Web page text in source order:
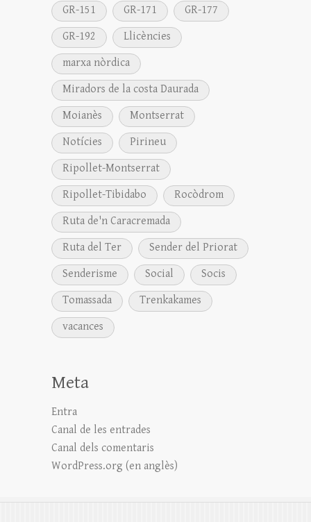
GR-151
GR-171
GR-177
GR-192
Llicències
marxa nòrdica
Miradors de la costa Daurada
Moianès
Montserrat
Notícies
Pirineu
Ripollet-Montserrat
Ripollet-Tibidabo
Rocòdrom
Ruta de'n Caracremada
Ruta del Ter
Sender del Priorat
Senderisme
Social
Socis
Tomassada
Trenkakames
vacances
Meta
Entra
Canal de les entrades
Canal dels comentaris
WordPress.org (en anglès)